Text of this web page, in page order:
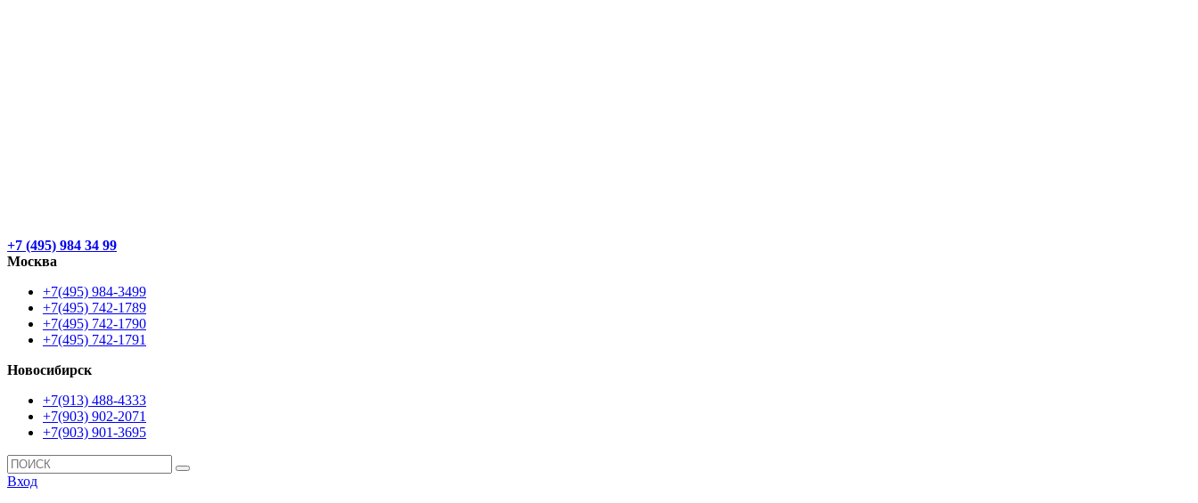
+7 (495) 984 34 99
Москва
+7(495) 984-3499
+7(495) 742-1789
+7(495) 742-1790
+7(495) 742-1791
Новосибирск
+7(913) 488-4333
+7(903) 902-2071
+7(903) 901-3695
Вход